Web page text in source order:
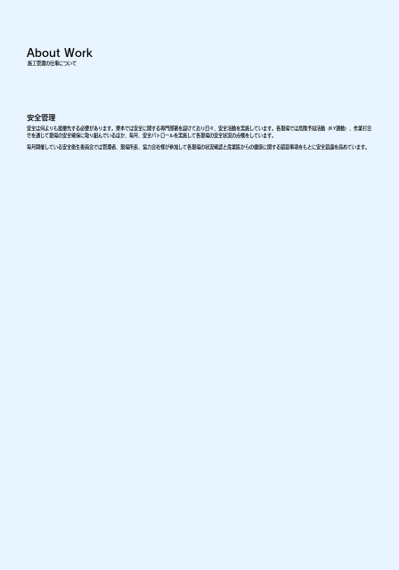
About Work
施工管理の仕事について
安全管理
安全は何よりも最優先する必要があります。栗本では安全に関する専門部署を設けており日々、安全活動を実施しています。各現場では危険予知活動（KY運動）、作業打合
せを通じて現場の安全確保に取り組んでいるほか、毎月、安全パトロールを実施して各現場の安全状況の点検をしています。
毎月開催している安全衛生委員会では管理者、現場所長、協力会社様が参加して各現場の状況確認と産業医からの健康に関する留意事項をもとに安全意識を高めています。